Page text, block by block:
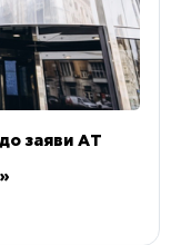
заяви АТ